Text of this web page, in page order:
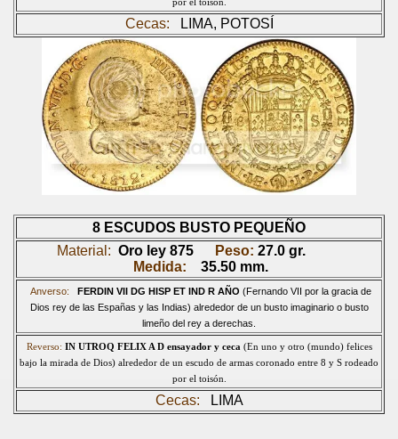
Cecas: LIMA, POTOSÍ
8 ESCUDOS BUSTO PEQUEÑO
Material: Oro ley 875 Peso: 27.0 gr.
Medida:
35.50 mm.
Anverso: FERDIN VII DG HISP ET IND R AÑO (Fernando VII por la gracia de
Dios rey de las Españas y las Indias) alrededor de un busto imaginario o busto
limeño del rey a derechas.
Reverso: IN UTROQ FELIX A D ensayador y ceca (En uno y otro (mundo) felices
bajo la mirada de Dios) alrededor de un escudo de armas coronado entre 8 y S rodeado
por el toisón.
Cecas: LIMA